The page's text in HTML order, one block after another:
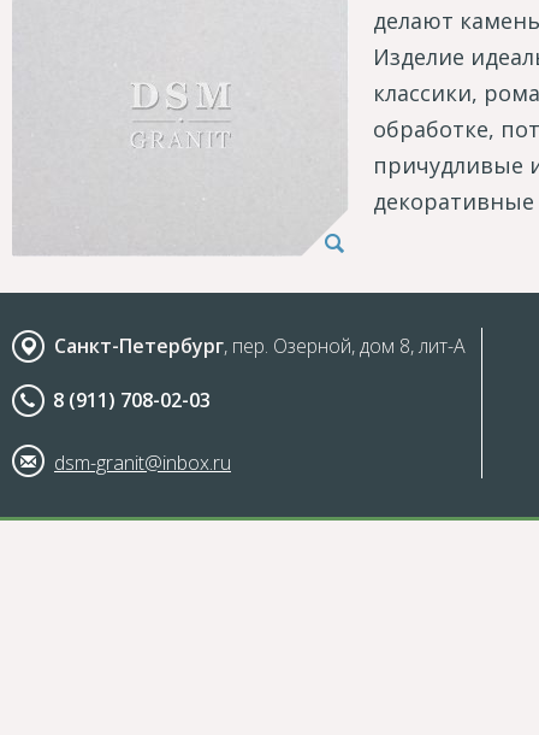
делают
Изделие
классики,
обработке,
причудливые
Санкт-Петербург, пер. Озерной, дом 8, лит-А
8 (911) 708-02-03
dsm-granit@inbox.ru